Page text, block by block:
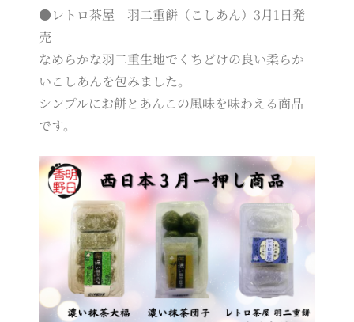
●レトロ茶屋 羽二重餅（こしあん）3月1日発
売
なめらかな羽二重生地でくちどけの良い柔らか
いこしあんを包みました。
シンプルにお餅とあんこの風味を味わえる商品
です。